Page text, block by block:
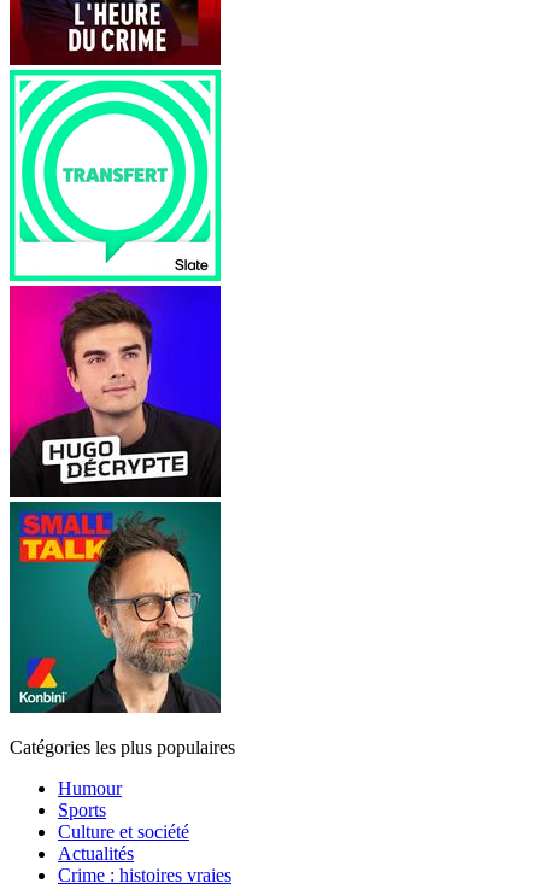
Catégories les plus populaires
Humour
Sports
Culture et société
Actualités
Crime : histoires vraies